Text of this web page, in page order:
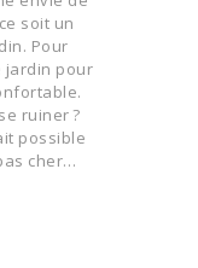
soit un
Pour
jardin pour
ruiner ?
possible
cher…